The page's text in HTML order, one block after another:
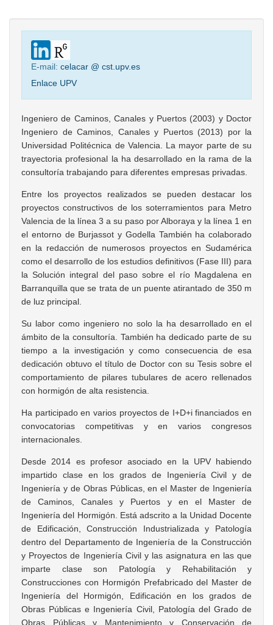
E-mail: celacar @ cst.upv.es
Enlace UPV
Ingeniero de Caminos, Canales y Puertos (2003) y Doctor
Ingeniero de Caminos, Canales y Puertos (2013) por la
Universidad Politécnica de Valencia. La mayor parte de su
trayectoria profesional la ha desarrollado en la rama de la
consultoría trabajando para diferentes empresas privadas.
Entre los proyectos realizados se pueden destacar los
proyectos constructivos de los soterramientos para Metro
Valencia de la línea 3 a su paso por Alboraya y la línea 1 en
el entorno de Burjassot y Godella También ha colaborado
en la redacción de numerosos proyectos en Sudamérica
como el desarrollo de los estudios definitivos (Fase III) para
la Solución integral del paso sobre el río Magdalena en
Barranquilla que se trata de un puente atirantado de 350 m
de luz principal.
Su labor como ingeniero no solo la ha desarrollado en el
ámbito de la consultoría. También ha dedicado parte de su
tiempo a la investigación y como consecuencia de esa
dedicación obtuvo el título de Doctor con su Tesis sobre el
comportamiento de pilares tubulares de acero rellenados
con hormigón de alta resistencia.
Ha participado en varios proyectos de I+D+i financiados en
convocatorias competitivas y en varios congresos
internacionales.
Desde 2014 es profesor asociado en la UPV habiendo
impartido clase en los grados de Ingeniería Civil y de
Ingeniería y de Obras Públicas, en el Master de Ingeniería
de Caminos, Canales y Puertos y en el Master de
Ingeniería del Hormigón. Está adscrito a la Unidad Docente
de Edificación, Construcción Industrializada y Patología
dentro del Departamento de Ingeniería de la Construcción
y Proyectos de Ingeniería Civil y las asignatura en las que
imparte clase son Patología y Rehabilitación y
Construcciones con Hormigón Prefabricado del Master de
Ingeniería del Hormigón, Edificación en los grados de
Obras Públicas e Ingeniería Civil, Patología del Grado de
Obras Públicas y Mantenimiento y Conservación de